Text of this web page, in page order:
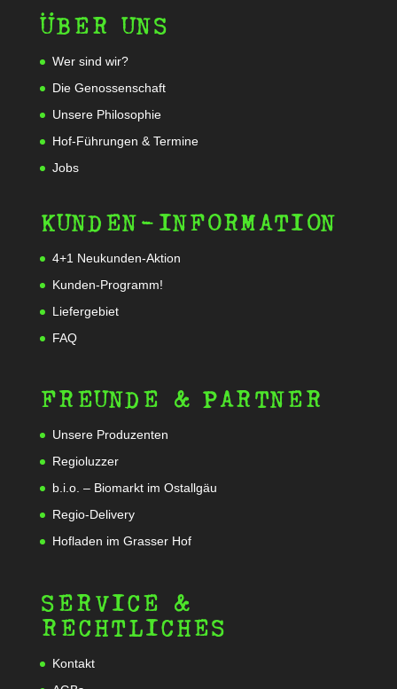
ÜBER UNS
Wer sind wir?
Die Genossenschaft
Unsere Philosophie
Hof-Führungen & Termine
Jobs
KUNDEN-INFORMATION
4+1 Neukunden-Aktion
Kunden-Programm!
Liefergebiet
FAQ
FREUNDE & PARTNER
Unsere Produzenten
Regioluzzer
b.i.o. – Biomarkt im Ostallgäu
Regio-Delivery
Hofladen im Grasser Hof
SERVICE &
RECHTLICHES
Kontakt